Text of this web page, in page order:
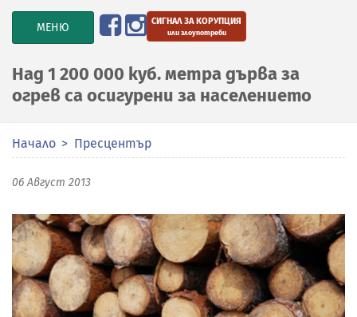
TOGGLE
NAVIGATION
МЕНЮ СИГНАЛ ЗА КОРУПЦИЯ
или злоупотреби
Над 1 200 000 куб. метра дърва за
огрев са осигурени за населението
Начало Пресцентър
06 Август 2013